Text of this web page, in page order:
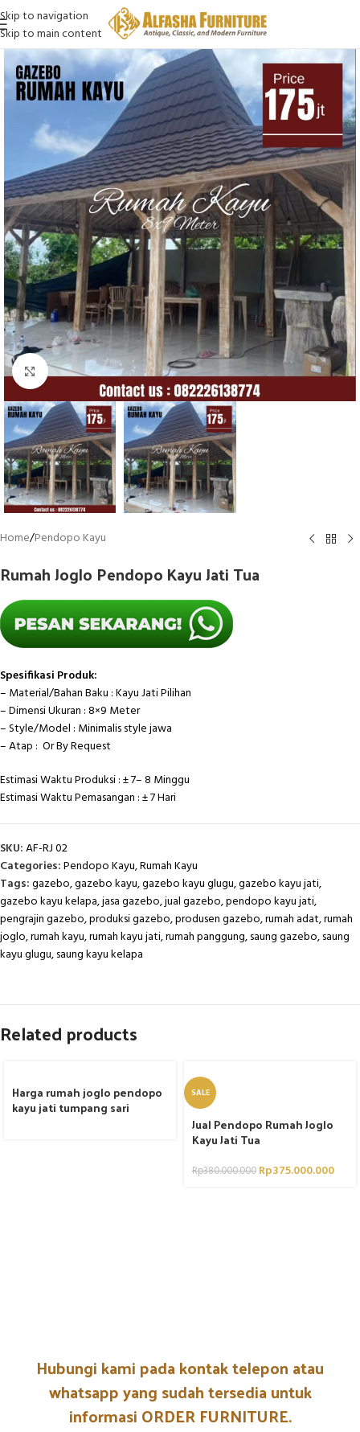
Skip to navigation
Skip to main content
Click to enlarge
Home/Pendopo Kayu
Rumah Joglo Pendopo Kayu Jati Tua
Spesifikasi Produk:
– Material/Bahan Baku : Kayu Jati Pilihan
– Dimensi Ukuran : 8×9 Meter
– Style/Model : Minimalis style jawa
– Atap : Or By Request
Estimasi Waktu Produksi : ± 7– 8 Minggu
Estimasi Waktu Pemasangan : ± 7 Hari
SKU:AF-RJ 02
Categories:Pendopo Kayu,Rumah Kayu
Tags:gazebo,gazebo kayu,gazebo kayu glugu,gazebo kayu jati,
gazebo kayu kelapa,jasa gazebo,jual gazebo,pendopo kayu jati,
pengrajin gazebo,produksi gazebo,produsen gazebo,rumah adat,rumah
joglo,rumah kayu,rumah kayu jati,rumah panggung,saung gazebo,saung
kayu glugu,saung kayu kelapa
Related products
Harga rumah joglo pendopo
kayu jati tumpang sari
SALE
Jual Pendopo Rumah Joglo
Kayu Jati Tua
Rp380.000.000 Rp375.000.000
Hubungi kami pada kontak telepon atau
whatsapp yang sudah tersedia untuk
informasi ORDER FURNITURE.